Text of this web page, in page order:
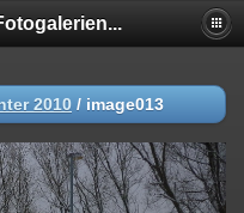
2010 / image013